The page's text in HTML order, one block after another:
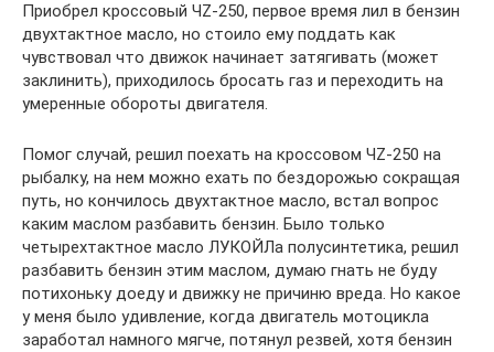
Приобрел кроссовый ЧZ-250, первое время лил в бензин
двухтактное масло, но стоило ему поддать как
чувствовал что движок начинает затягивать (может
заклинить), приходилось бросать газ и переходить на
умеренные обороты двигателя.
Помог случай, решил поехать на кроссовом ЧZ-250 на
рыбалку, на нем можно ехать по бездорожью сокращая
путь, но кончилось двухтактное масло, встал вопрос
каким маслом разбавить бензин. Было только
четырехтактное масло ЛУКОЙЛа полусинтетика, решил
разбавить бензин этим маслом, думаю гнать не буду
потихоньку доеду и движку не причиню вреда. Но какое
у меня было удивление, когда двигатель мотоцикла
заработал намного мягче, потянул резвей, хотя бензин